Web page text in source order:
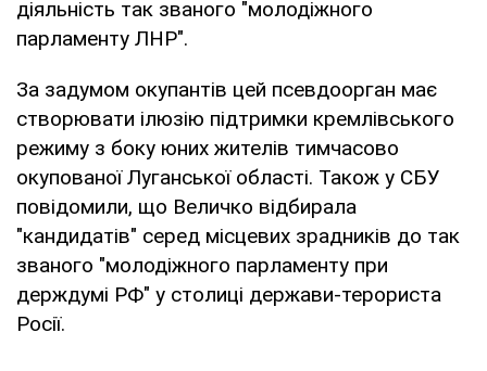
діяльність так званого "молодіжного
парламенту ЛНР".
За задумом окупантів цей псевдоорган має
створювати ілюзію підтримки кремлівського
режиму з боку юних жителів тимчасово
окупованої Луганської області. Також у СБУ
повідомили, що Величко відбирала
"кандидатів" серед місцевих зрадників до так
званого "молодіжного парламенту при
держдумі РФ" у столиці держави-терориста
Росії.